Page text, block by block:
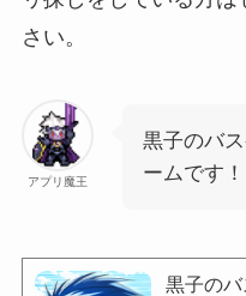
さい。
アプリ魔王
黒子のバ
ームです！
黒子の